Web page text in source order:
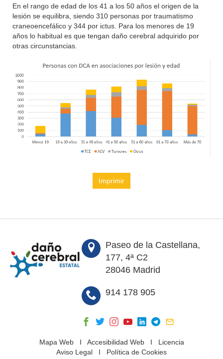
En el rango de edad de los 41 a los 50 años el origen de la
lesión se equilibra, siendo 310 personas por traumatismo
craneoencefálico y 344 por ictus. Para los menores de 19
años lo habitual es que tengan daño cerebral adquirido por
otras circunstancias.
Imprimir
Paseo de la Castellana,
177, 4ª C2
28046 Madrid
914 178 905
Mapa WebI Accesibilidad WebI Licencia
Aviso Legal I Política de Cookies